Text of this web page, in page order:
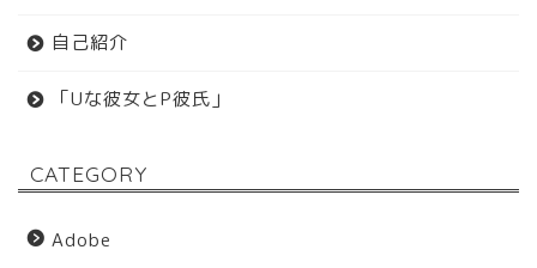
自己紹介
「Uな彼女とP彼氏」
CATEGORY
Adobe